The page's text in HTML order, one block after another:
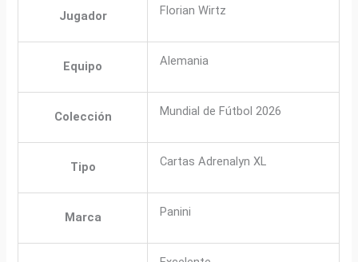
Jugador Florian Wirtz
Equipo Alemania
Colección Mundial de Fútbol 2026
Tipo Cartas Adrenalyn XL
Marca Panini